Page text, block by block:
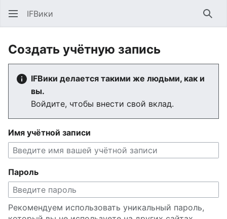
IFВики
Создать учётную запись
IFВики делается такими же людьми, как и
вы.
Войдите, чтобы внести свой вклад.
Имя учётной записи
Пароль
Рекомендуем использовать уникальный пароль,